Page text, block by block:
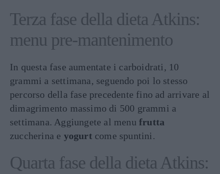
Terza fase della dieta Atkins:
menu pre-mantenimento
In questa fase aumentate i carboidrati, 10
grammi a settimana, seguendo poi lo stesso
percorso della fase precedente fino ad arrivare al
dimagrimento massimo di 500 grammi a
settimana. Aggiungete al menu frutta
zuccherina e yogurt come spuntini.
Quarta fase della dieta Atkins: